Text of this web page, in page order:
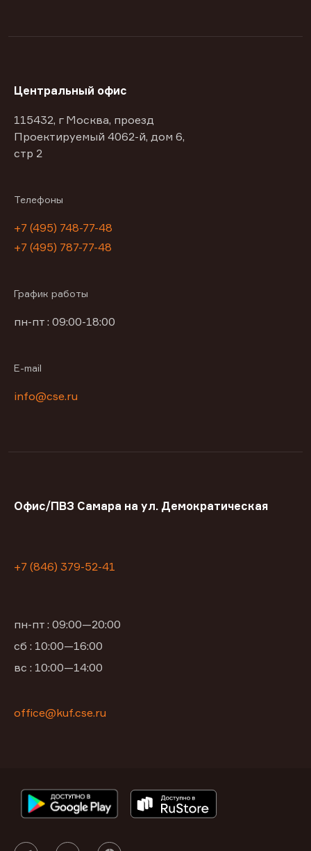
Центральный офис
115432, г Москва, проезд
Проектируемый 4062-й, дом 6,
стр 2
Телефоны
+7 (495) 748-77-48
+7 (495) 787-77-48
График работы
пн-пт : 09:00-18:00
E-mail
info@cse.ru
Офис/ПВЗ Самара на ул. Демократическая
+7 (846) 379-52-41
пн-пт : 09:00—20:00
сб : 10:00—16:00
вс : 10:00—14:00
office@kuf.cse.ru